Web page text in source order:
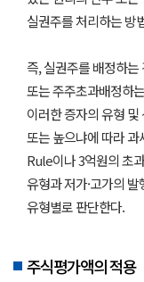
실권주를 처리하는 방
즉, 실권주를 배정하는
또는 주주초과배정하
이러한 증자의 유형
또는 높으냐에 따라
Rule이나 3억원의 초
유형과 저가·고가의
유형별로 판단한다.
주식평가액의 적용